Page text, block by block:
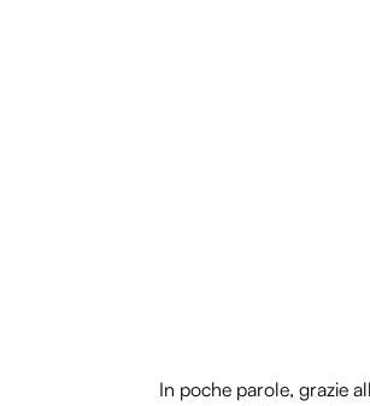
In poche parole, grazie